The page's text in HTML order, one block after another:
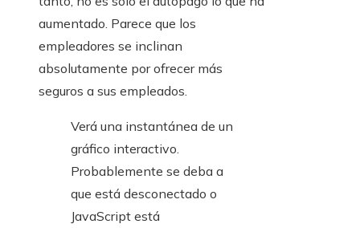
aumentado. Parece que los
empleadores se inclinan
absolutamente por ofrecer más
seguros a sus empleados.
Verá una instantánea de un
gráfico interactivo.
Probablemente se deba a
que está desconectado o
JavaScript está